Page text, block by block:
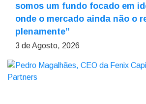
somos um fundo focado em
onde o mercado ainda não o
plenamente”
3 de Agosto, 2026